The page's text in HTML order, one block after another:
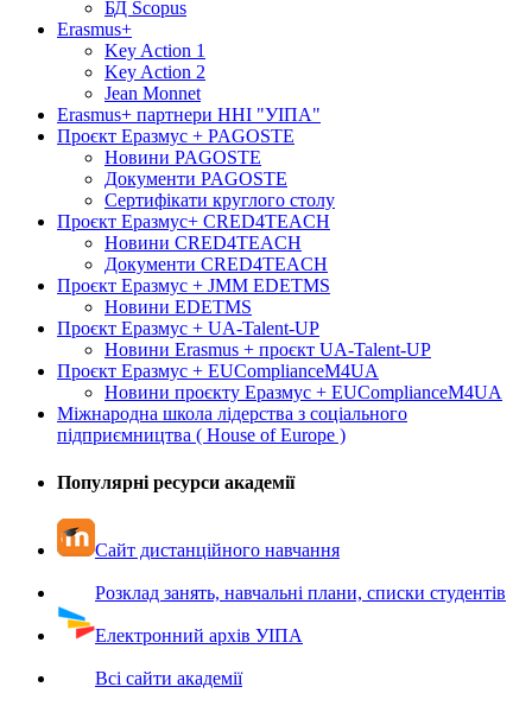
БД Scopus
Erasmus+
Key Action 1
Key Action 2
Jean Monnet
Erasmus+ партнери ННІ "УІПА"
Проєкт Еразмус + PAGOSTE
Новини PAGOSTE
Документи PAGOSTE
Сертифікати круглого столу
Проєкт Еразмус+ CRED4TEACH
Новини CRED4TEACH
Документи CRED4TEACH
Проєкт Еразмус + JMM EDETMS
Новини EDETMS
Проєкт Еразмус + UA-Talent-UP
Новини Erasmus + проєкт UA-Talent-UP
Проєкт Еразмус + EUComplianceM4UA
Новини проєкту Еразмус + EUComplianceM4UA
Міжнародна школа лідерства з соціального
підприємництва ( House of Europe )
Популярні ресурси академії
Сайт дистанційного навчання
Розклад занять, навчальні плани, списки студентів
Електронний архів УІПА
Всі сайти академії